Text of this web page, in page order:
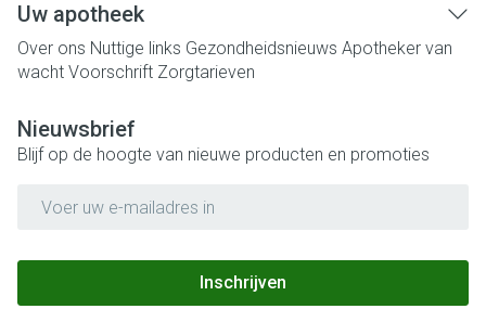
Uw apotheek
Over ons Nuttige links Gezondheidsnieuws Apotheker van
wacht Voorschrift Zorgtarieven
Nieuwsbrief
Blijf op de hoogte van nieuwe producten en promoties
Inschrijven